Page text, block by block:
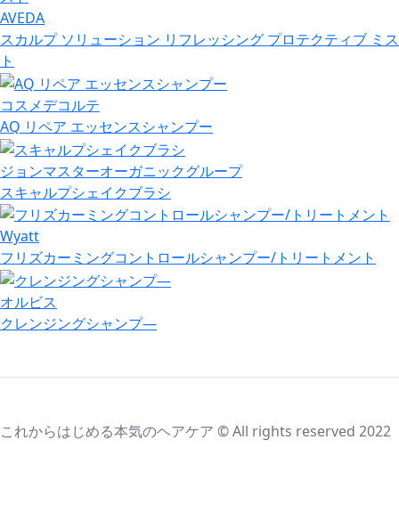
AVEDA
スカルプ ソリューション リフレッシング プロテクティブ ミス
ト
コスメデコルテ
AQ リペア エッセンスシャンプー
ジョンマスターオーガニックグループ
スキャルプシェイクブラシ
Wyatt
フリズカーミングコントロールシャンプー/トリートメント
オルビス
クレンジングシャンプ―
これからはじめる本気のヘアケア © All rights reserved 2022